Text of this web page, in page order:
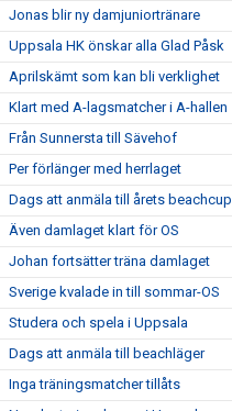
Jonas blir ny damjuniortränare
Uppsala HK önskar alla Glad Påsk
Aprilskämt som kan bli verklighet
Klart med A-lagsmatcher i A-hallen
Från Sunnersta till Sävehof
Per förlänger med herrlaget
Dags att anmäla till årets beachcup
Även damlaget klart för OS
Johan fortsätter träna damlaget
Sverige kvalade in till sommar-OS
Studera och spela i Uppsala
Dags att anmäla till beachläger
Inga träningsmatcher tillåts